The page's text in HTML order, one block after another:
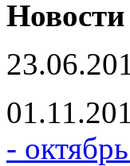
Новости
-